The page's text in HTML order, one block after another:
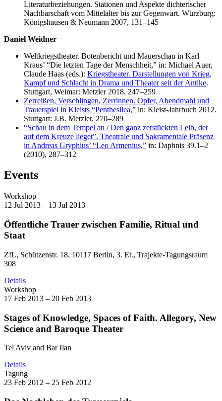
Literaturbeziehungen. Stationen und Aspekte dichterischer
Nachbarschaft vom Mittelalter bis zur Gegenwart. Würzburg:
Königshausen & Neumann 2007, 131–145
Daniel Weidner
Weltkriegstheater. Botenbericht und Mauerschau in Karl
Kraus’ “Die letzten Tage der Menschheit,” in: Michael Auer,
Claude Haas (eds.): Kriegstheater. Darstellungen von Krieg,
Kampf und Schlacht in Drama und Theater seit der Antike.
Stuttgart, Weimar: Metzler 2018, 247–259
Zerreißen, Verschlingen, Zerrinnen. Opfer, Abendmahl und
Trauerspiel in Kleists “Penthesilea,” in: Kleist-Jahrbuch 2012.
Stuttgart: J.B. Metzler, 270–289
“Schau in dem Tempel an / Den ganz zerstückten Leib, der
auf dem Kreuze lieget”. Theatrale und Sakramentale Präsenz
in Andreas Gryphius’ “Leo Armenius,” in: Daphnis 39.1–2
(2010), 287–312
Events
Workshop
12 Jul 2013 – 13 Jul 2013
Öffentliche Trauer zwischen Familie, Ritual und
Staat
ZfL, Schützenstr. 18, 10117 Berlin, 3. Et., Trajekte-Tagungsraum
308
Details
Workshop
17 Feb 2013 – 20 Feb 2013
Stages of Knowledge, Spaces of Faith. Allegory, New
Science and Baroque Theater
Tel Aviv and Bar Ilan
Details
Tagung
23 Feb 2012 – 25 Feb 2012